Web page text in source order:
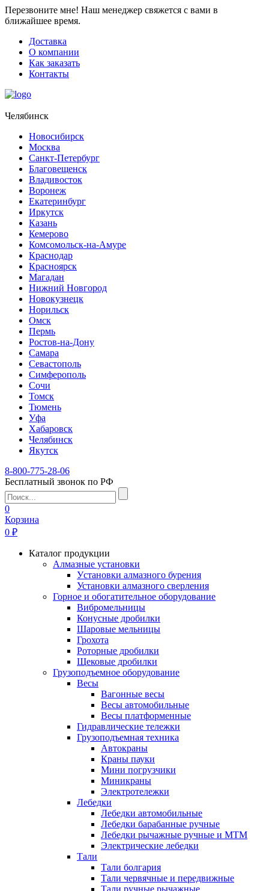
Перезвоните мне! Наш менеджер свяжется с вами в
ближайшее время.
Доставка
О компании
Как заказать
Контакты
Челябинск
Новосибирск
Москва
Санкт-Петербург
Благовещенск
Владивосток
Воронеж
Екатеринбург
Иркутск
Казань
Кемерово
Комсомольск-на-Амуре
Краснодар
Красноярск
Магадан
Нижний Новгород
Новокузнецк
Норильск
Омск
Пермь
Ростов-на-Дону
Самара
Севастополь
Симферополь
Сочи
Томск
Тюмень
Уфа
Хабаровск
Челябинск
Якутск
8-800-775-28-06
Бесплатный звонок по РФ
0
Корзина
0 ₽
Каталог продукции
Алмазные установки
Уcтановки алмазного бурения
Установки алмазного сверления
Горное и обогатительное оборудование
Вибромельницы
Конусные дробилки
Шаровые мельницы
Грохота
Роторные дробилки
Щековые дробилки
Грузоподъемное оборудование
Весы
Вагонные весы
Весы автомобильные
Весы платформенные
Гидравлические тележки
Грузоподъемная техника
Автокраны
Краны пауки
Мини погрузчики
Миникраны
Электротележки
Лебедки
Лебедки автомобильные
Лебедки барабанные ручные
Лебедки рычажные ручные и МТМ
Электрические лебедки
Тали
Тали болгария
Тали червячные и передвижные
Тали ручные рычажные